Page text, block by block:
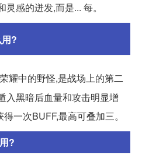
感的迸发,而是... 每。
?
耀中的野怪,是战场上的第二
入黑暗后血量和攻击明显增
一次BUFF,最高可叠加三。
?